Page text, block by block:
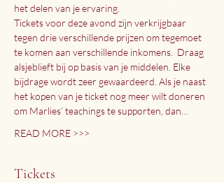
het delen van je ervaring.
Tickets voor deze avond zijn verkrijgbaar
tegen drie verschillende prijzen om tegemoet
te komen aan verschillende inkomens.  Draag
alsjeblieft bij op basis van je middelen. Elke
bijdrage wordt zeer gewaardeerd. Als je naast
het kopen van je ticket nog meer wilt doneren
om Marlies’ teachings te supporten, dan…
READ MORE >>>
Tickets